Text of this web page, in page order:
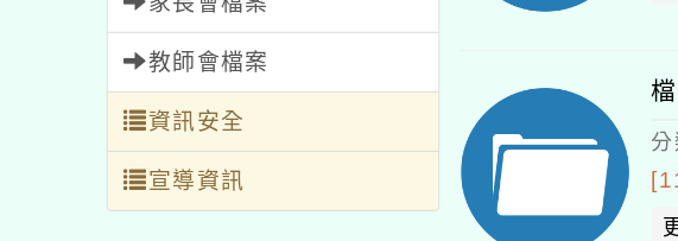
教師會檔案
資訊安全
宣導資訊
分